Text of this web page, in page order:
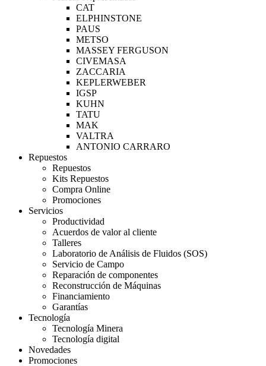
CAT
ELPHINSTONE
PAUS
METSO
MASSEY FERGUSON
CIVEMASA
ZACCARIA
KEPLERWEBER
IGSP
KUHN
TATU
MAK
VALTRA
ANTONIO CARRARO
Repuestos
Repuestos
Kits Repuestos
Compra Online
Promociones
Servicios
Productividad
Acuerdos de valor al cliente
Talleres
Laboratorio de Análisis de Fluidos (SOS)
Servicio de Campo
Reparación de componentes
Reconstrucción de Máquinas
Financiamiento
Garantías
Tecnología
Tecnología Minera
Tecnología digital
Novedades
Promociones